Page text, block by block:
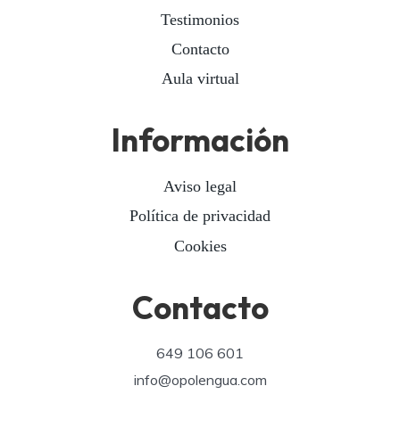
Testimonios
Contacto
Aula virtual
Información
Aviso legal
Política de privacidad
Cookies
Contacto
649 106 601
info@opolengua.com